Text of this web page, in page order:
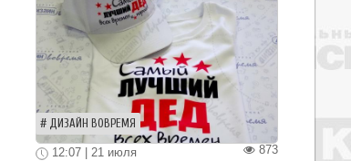
ДИЗАЙН ВОВРЕМЯ
873
12:07 | 21 июля